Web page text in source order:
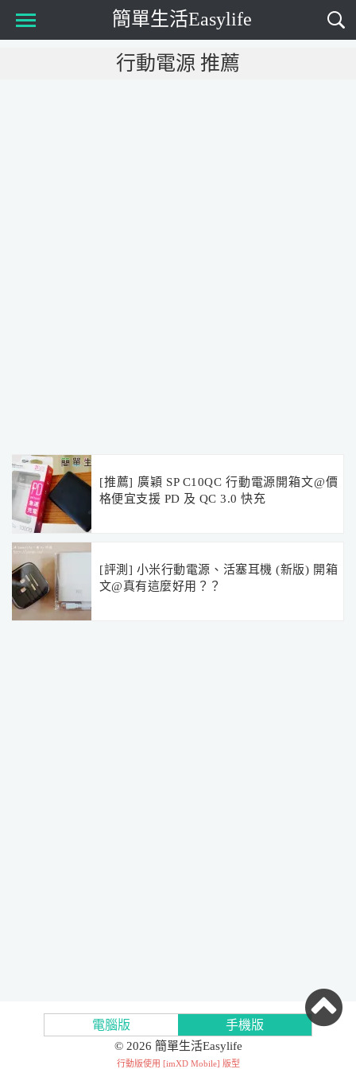
簡單生活Easylife
行動電源 推薦
[推薦] 廣穎 SP C10QC 行動電源開箱文@價
格便宜支援 PD 及 QC 3.0 快充
[評測] 小米行動電源、活塞耳機 (新版) 開箱
文@真有這麼好用？？
電腦版 手機版
© 2026 簡單生活Easylife
行動版使用 [imXD Mobile] 版型